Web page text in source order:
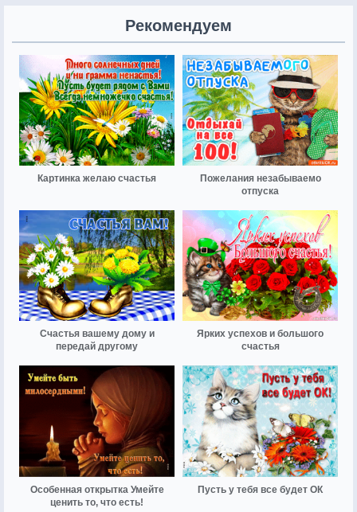
Рекомендуем
Картинка желаю счастья
Пожелания незабываемо
отпуска
Счастья вашему дому и
передай другому
Ярких успехов и большого
счастья
Особенная открытка Умейте
ценить то, что есть!
Пусть у тебя все будет ОК